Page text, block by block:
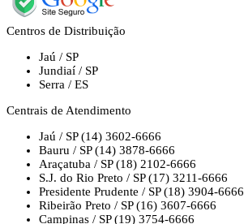
Centros de Distribuição
Jaú / SP
Jundiaí / SP
Serra / ES
Centrais de Atendimento
Jaú / SP (14) 3602-6666
Bauru / SP (14) 3878-6666
Araçatuba / SP (18) 2102-6666
S.J. do Rio Preto / SP (17) 3211-6666
Presidente Prudente / SP (18) 3904-6666
Ribeirão Preto / SP (16) 3607-6666
Campinas / SP (19) 3754-6666